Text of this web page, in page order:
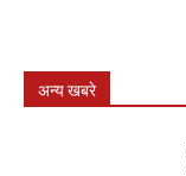
अन्य खबरे